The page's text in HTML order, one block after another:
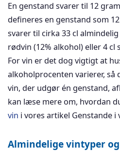
En genstand svarer til 12
defineres en genstand som
svarer til cirka 33 cl almindelig
rødvin (12% alkohol) eller 4 cl
For vin er det dog vigtigt at
alkoholprocenten varierer,
vin, der udgør én genstand,
kan læse mere om, hvordan
vin i vores artikel Genstande i
Almindelige vintyper